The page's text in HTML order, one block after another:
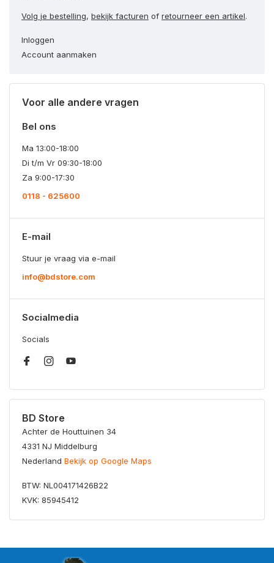
Volg je bestelling, bekijk facturen of retourneer een artikel.
Inloggen
Account aanmaken
Voor alle andere vragen
Bel ons
Ma 13:00-18:00
Di t/m Vr 09:30-18:00
Za 9:00-17:30
0118 - 625600
E-mail
Stuur je vraag via e-mail
info@bdstore.com
Socialmedia
Socials
BD Store
Achter de Houttuinen 34
4331 NJ Middelburg
Nederland Bekijk op Google Maps
BTW: NL004171426B22
KVK: 85945412